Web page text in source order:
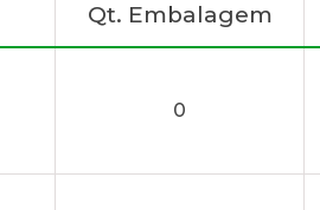
Qt. Embalagem
0